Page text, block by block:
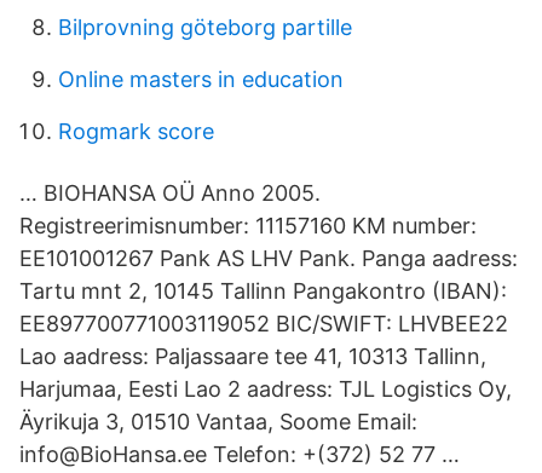
Bilprovning göteborg partille
Online masters in education
Rogmark score
… BIOHANSA OÜ Anno 2005.
Registreerimisnumber: 11157160 KM number:
EE101001267 Pank AS LHV Pank. Panga aadress:
Tartu mnt 2, 10145 Tallinn Pangakontro (IBAN):
EE897700771003119052 BIC/SWIFT: LHVBEE22
Lao aadress: Paljassaare tee 41, 10313 Tallinn,
Harjumaa, Eesti Lao 2 aadress: TJL Logistics Oy,
Äyrikuja 3, 01510 Vantaa, Soome Email:
info@BioHansa.ee Telefon: +(372) 52 77 …